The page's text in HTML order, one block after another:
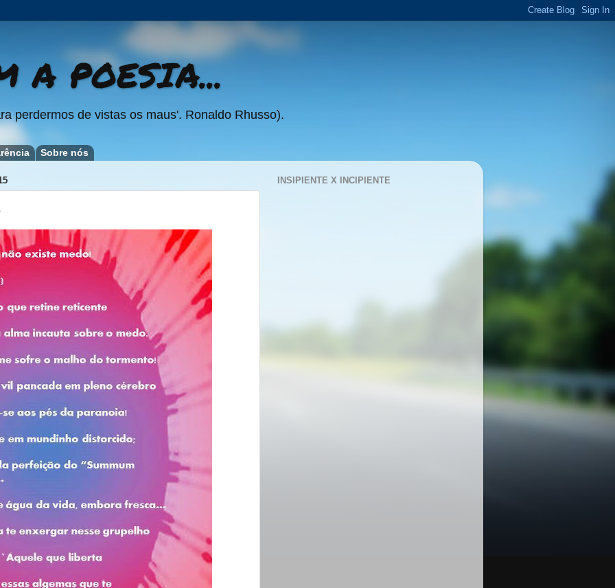
A POESIA...
perdermos de vistas os maus'. Ronaldo Rhusso).
Sobre nós
INSIPIENTE X INCIPIENTE